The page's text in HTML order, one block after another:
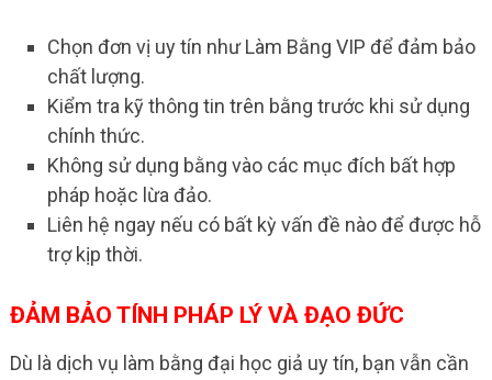
Chọn đơn vị uy tín như Làm Bằng VIP để đảm bảo
chất lượng.
Kiểm tra kỹ thông tin trên bằng trước khi sử dụng
chính thức.
Không sử dụng bằng vào các mục đích bất hợp
pháp hoặc lừa đảo.
Liên hệ ngay nếu có bất kỳ vấn đề nào để được hỗ
trợ kịp thời.
ĐẢM BẢO TÍNH PHÁP LÝ VÀ ĐẠO ĐỨC
Dù là dịch vụ làm bằng đại học giả uy tín, bạn vẫn cần